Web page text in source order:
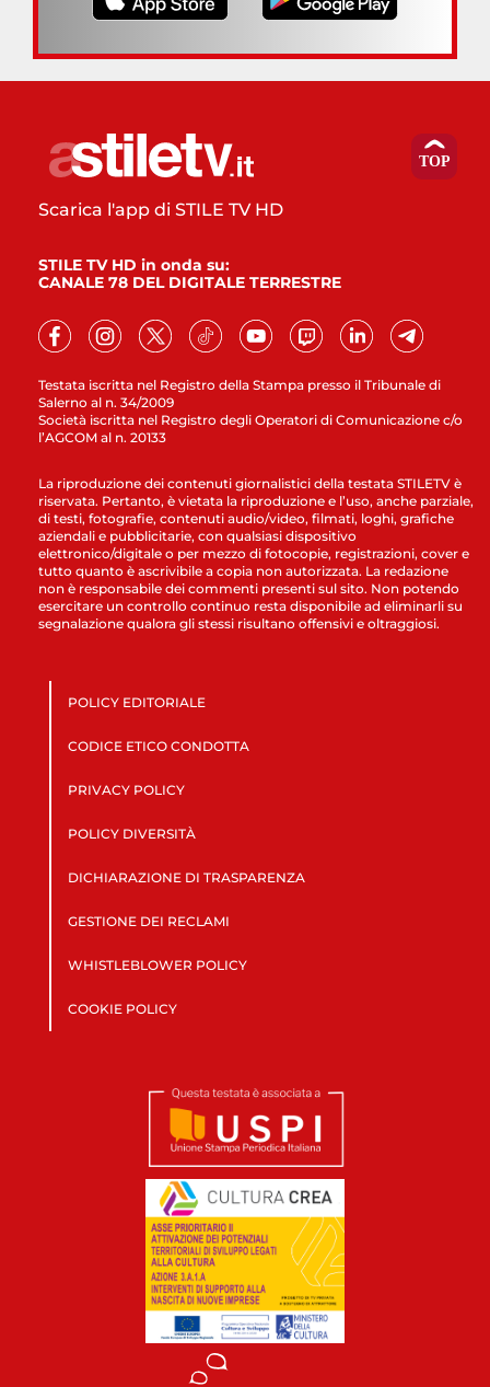
Testata iscritta nel Registro della Stampa presso il Tribunale di
Salerno al n. 34/2009
Società iscritta nel Registro degli Operatori di Comunicazione c/o
l’AGCOM al n. 20133
Scarica l'app di STILE TV HD
STILE TV HD in onda su:
CANALE 78 DEL DIGITALE TERRESTRE
La riproduzione dei contenuti giornalistici della testata STILETV è
riservata. Pertanto, è vietata la riproduzione e l’uso, anche parziale,
di testi, fotografie, contenuti audio/video, filmati, loghi, grafiche
aziendali e pubblicitarie, con qualsiasi dispositivo
elettronico/digitale o per mezzo di fotocopie, registrazioni, cover e
tutto quanto è ascrivibile a copia non autorizzata. La redazione
non è responsabile dei commenti presenti sul sito. Non potendo
esercitare un controllo continuo resta disponibile ad eliminarli su
segnalazione qualora gli stessi risultano offensivi e oltraggiosi.
POLICY EDITORIALE
CODICE ETICO CONDOTTA
PRIVACY POLICY
POLICY DIVERSITÀ
DICHIARAZIONE DI TRASPARENZA
GESTIONE DEI RECLAMI
WHISTLEBLOWER POLICY
COOKIE POLICY